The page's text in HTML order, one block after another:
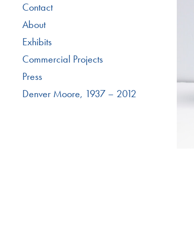
Contact
About
Exhibits
Commercial Projects
Press
Denver Moore, 1937 – 2012